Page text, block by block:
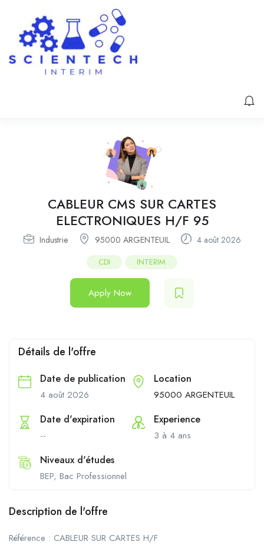
CABLEUR CMS SUR CARTES
ELECTRONIQUES H/F 95
Industrie 95000 ARGENTEUIL 4 août 2026
CDI INTERIM
Apply Now
Détails de l'offre
Date de publication
4 août 2026
Location
95000 ARGENTEUIL
Date d'expiration
--
Experience
3 à 4 ans
Niveaux d'études
BEP, Bac Professionnel
Description de l'offre
Référence : CABLEUR SUR CARTES H/F